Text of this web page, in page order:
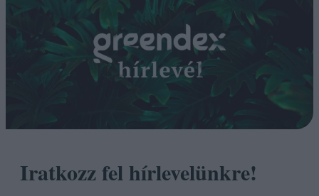
Iratkozz fel hírlevelünkre!